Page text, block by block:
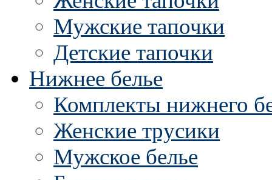
Мужские тапочки
Детские тапочки
Нижнее белье
Комплекты нижнего
Женские трусики
Мужское белье